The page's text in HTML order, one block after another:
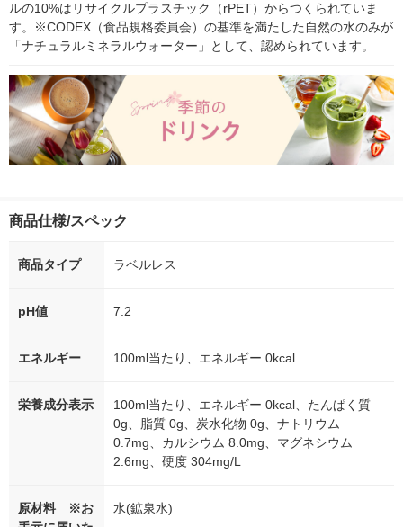
ルの10%はリサイクルプラスチック（rPET）からつくられていま
す。※CODEX（食品規格委員会）の基準を満たした自然の水のみが
「ナチュラルミネラルウォーター」として、認められています。
商品仕様/スペック
商品タイプ ラベルレス
pH値 7.2
エネルギー 100ml当たり、エネルギー 0kcal
栄養成分表示
100ml当たり、エネルギー 0kcal、たんぱく質
0g、脂質 0g、炭水化物 0g、ナトリウム
0.7mg、カルシウム 8.0mg、マグネシウム
2.6mg、硬度 304mg/L
原材料 ※お
水(鉱泉水)